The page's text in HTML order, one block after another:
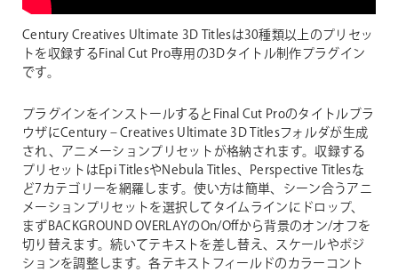
Century Creatives Ultimate 3D Titlesは30種類以上のプリセッ
トを収録するFinal Cut Pro専用の3Dタイトル制作プラグイン
です。
プラグインをインストールするとFinal Cut Proのタイトルブラ
ウザにCentury – Creatives Ultimate 3D Titlesフォルダが生成
され、アニメーションプリセットが格納されます。収録する
プリセットはEpi TitlesやNebula Titles、Perspective Titlesな
ど7カテゴリーを網羅します。使い方は簡単、シーン合うアニ
メーションプリセットを選択してタイムラインにドロップ、
まずBACKGROUND OVERLAYのOn/Offから背景のオン/オフを
切り替えます。続いてテキストを差し替え、スケールやポジ
ションを調整します。各テキストフィールドのカラーコント